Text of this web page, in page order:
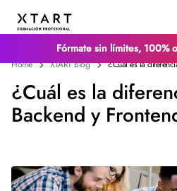
Home XTART Blog ¿Cuál es la
¿Cuál es la
Backend y
Fórmate sin límites, 100%